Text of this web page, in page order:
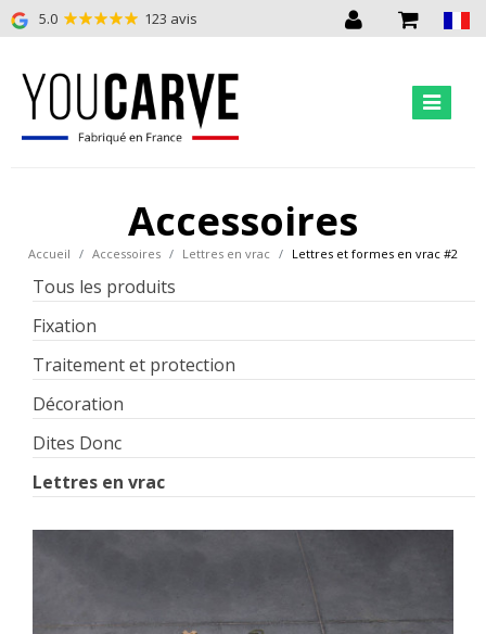
5.0 123 avis
Accessoires
Accueil Accessoires Lettres en vrac Lettres et formes en vrac #2
Tous les produits
Fixation
Traitement et protection
Décoration
Dites Donc
Lettres en vrac